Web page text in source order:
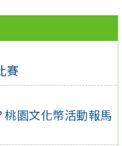
賽
園文化幣活動報馬